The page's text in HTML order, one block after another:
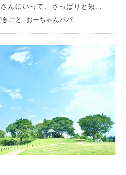
んにいって、さっぱりと短...
きごと おーちゃんパパ